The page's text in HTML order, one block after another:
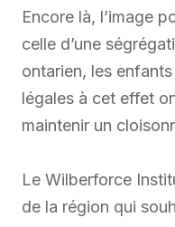
Encore là, l’image
celle d’une
ontarien, les
légales à cet effet
maintenir un
Le Wilberforce
de la région qui